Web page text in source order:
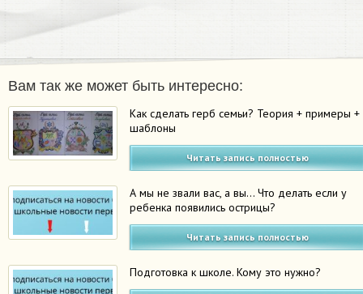
Вам так же может быть интересно:
Как сделать герб семьи? Теория + примеры +
шаблоны
Читать запись полностью
А мы не звали вас, а вы… Что делать если у
ребенка появились острицы?
Читать запись полностью
Подготовка к школе. Кому это нужно?